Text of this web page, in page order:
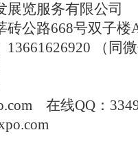
展览服务有限公司
砖公路668号双子楼
（同
在线QQ：